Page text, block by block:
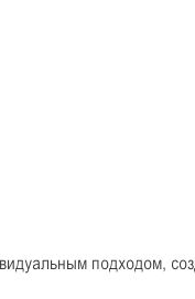
подходом,